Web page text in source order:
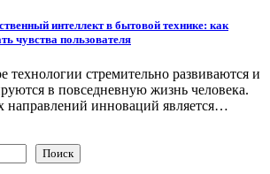
интеллект в бытовой технике: как
чувства пользователя
технологии стремительно развиваются и
в повседневную жизнь человека.
инноваций является…
Поиск